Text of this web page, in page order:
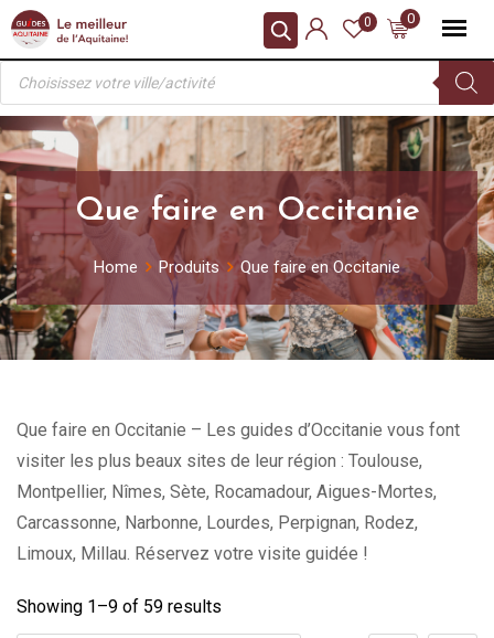
Skip
content
0
0
Recherche
produits
Que faire en Occitanie
Home Produits Que faire en Occitanie
Que faire en Occitanie – Les guides d’Occitanie vous font
visiter les plus beaux sites de leur région : Toulouse,
Montpellier, Nîmes, Sète, Rocamadour, Aigues-Mortes,
Carcassonne, Narbonne, Lourdes, Perpignan, Rodez,
Limoux, Millau. Réservez votre visite guidée !
Showing 1–9 of 59 results